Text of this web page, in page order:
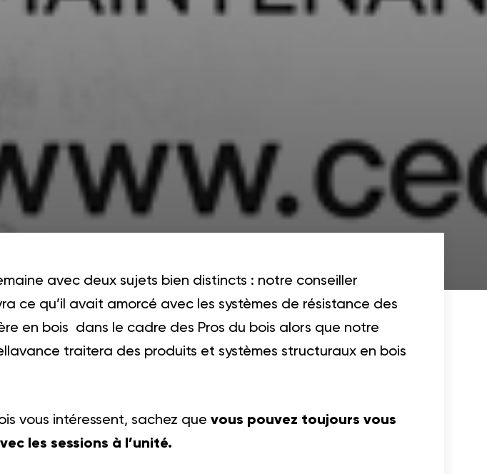
avec deux sujets bien distincts : notre conseiller
ce qu’il avait amorcé avec les systèmes de résistance des
en bois dans le cadre des Pros du bois alors que notre
traitera des produits et systèmes structuraux en bois
vous intéressent, sachez que vous pouvez toujours vous
les sessions à l’unité.